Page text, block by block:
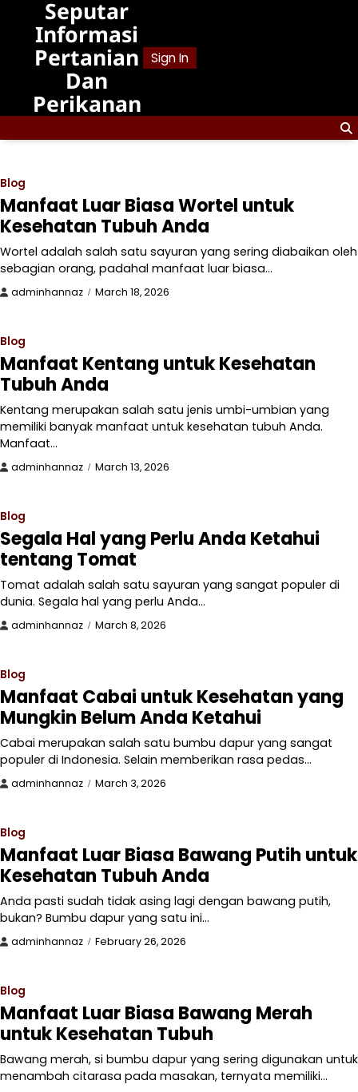
content
Seputar
Informasi
Pertanian
Dan
Perikanan
Sign In
Blog
Manfaat Luar Biasa Wortel untuk
Kesehatan Tubuh Anda
Wortel adalah salah satu sayuran yang sering diabaikan oleh
sebagian orang, padahal manfaat luar biasa…
adminhannaz March 18, 2026
Blog
Manfaat Kentang untuk Kesehatan
Tubuh Anda
Kentang merupakan salah satu jenis umbi-umbian yang
memiliki banyak manfaat untuk kesehatan tubuh Anda.
Manfaat…
adminhannaz March 13, 2026
Blog
Segala Hal yang Perlu Anda Ketahui
tentang Tomat
Tomat adalah salah satu sayuran yang sangat populer di
dunia. Segala hal yang perlu Anda…
adminhannaz March 8, 2026
Blog
Manfaat Cabai untuk Kesehatan yang
Mungkin Belum Anda Ketahui
Cabai merupakan salah satu bumbu dapur yang sangat
populer di Indonesia. Selain memberikan rasa pedas…
adminhannaz March 3, 2026
Blog
Manfaat Luar Biasa Bawang Putih untuk
Kesehatan Tubuh Anda
Anda pasti sudah tidak asing lagi dengan bawang putih,
bukan? Bumbu dapur yang satu ini…
adminhannaz February 26, 2026
Blog
Manfaat Luar Biasa Bawang Merah
untuk Kesehatan Tubuh
Bawang merah, si bumbu dapur yang sering digunakan untuk
menambah citarasa pada masakan, ternyata memiliki…